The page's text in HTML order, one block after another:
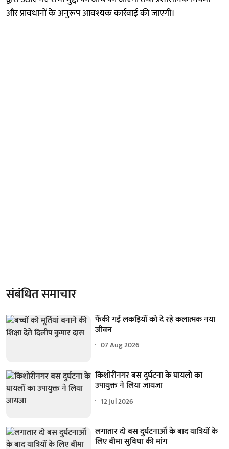
और प्रावधानों के अनुरूप आवश्यक कार्रवाई की जाएगी।
संबंधित समाचार
फेंकी गई लकड़ियों को दे रहे कलात्मक नया
जीवन
07 Aug 2026
किशोरीनगर बस दुर्घटना के घायलों का
उपायुक्त ने लिया जायजा
12 Jul 2026
लगातार दो बस दुर्घटनाओं के बाद यात्रियों के
लिए बीमा सुविधा की मांग